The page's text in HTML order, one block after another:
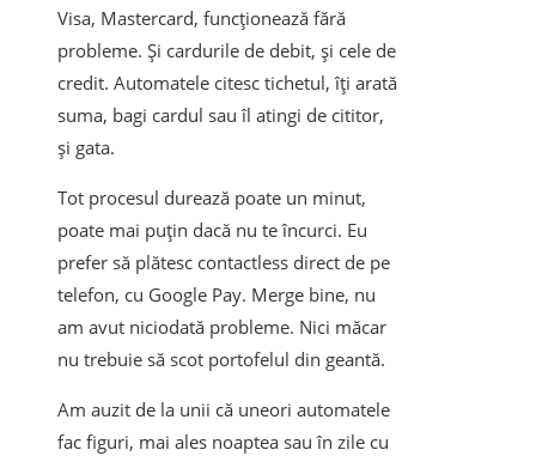
Visa, Mastercard, funcționează fără
probleme. Și cardurile de debit, și cele de
credit. Automatele citesc tichetul, îți arată
suma, bagi cardul sau îl atingi de cititor,
și gata.
Tot procesul durează poate un minut,
poate mai puțin dacă nu te încurci. Eu
prefer să plătesc contactless direct de pe
telefon, cu Google Pay. Merge bine, nu
am avut niciodată probleme. Nici măcar
nu trebuie să scot portofelul din geantă.
Am auzit de la unii că uneori automatele
fac figuri, mai ales noaptea sau în zile cu